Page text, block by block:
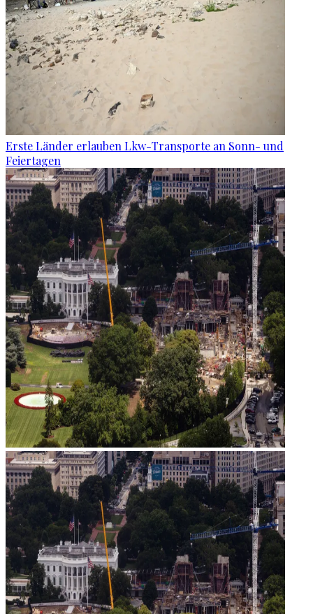
Erste Länder erlauben Lkw-Transporte an Sonn- und
Feiertagen